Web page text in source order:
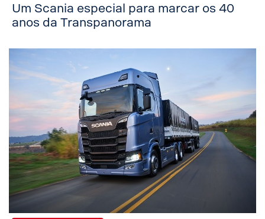
Um Scania especial para marcar os 40
anos da Transpanorama